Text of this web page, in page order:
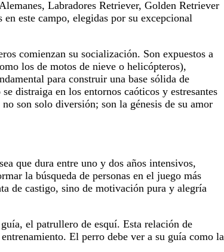
Labradores Retriever, Golden Retriever
este campo, elegidas por su excepcional
comienzan su socialización. Son expuestos a
los de motos de nieve o helicópteros),
para construir una base sólida de
distraiga en los entornos caóticos y estresantes
son solo diversión; son la génesis de su amor
que dura entre uno y dos años intensivos,
la búsqueda de personas en el juego más
de castigo, sino de motivación pura y alegría
el patrullero de esquí. Esta relación de
El perro debe ver a su guía como la